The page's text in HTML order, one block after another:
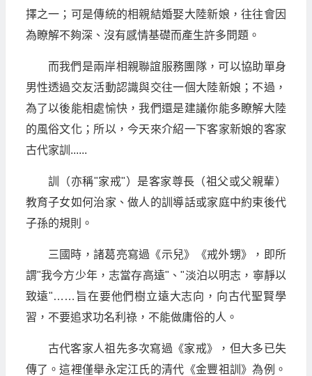
擇之一；可是傳統的相親結婚娶大陸新娘，往往會因
為瞭解不夠深、沒有感情基礎而產生許多問題。
而我們是兩岸相親聯誼服務團隊，可以協助單身
男性透過交友活動認識與交往一個大陸新娘；不過，
為了以後能相處愉快，我們還是建議你能多瞭解大陸
的風俗文化；所以，今天來介紹一下客家新娘的客家
古代家訓......
訓（亦稱"家戒"）是客家尊長（祖父或父親輩）
教育子女如何治家、做人的訓導話或家庭中約束後代
子孫的規則。
三國時，諸葛亮寫過《示兒》《戒外甥》，即所
謂"我今方少年，志當存高遠"、"淡泊以明志，寧靜以
致遠"……旨在要他們樹立遠大志向，向古代聖賢學
習，不要追求功名利祿，不能做庸俗的人。
古代客家人祖先多次寫過《家戒》，但大多已失
傳了。這裡僅舉永定江氏的清代《金豐祖訓》為例。